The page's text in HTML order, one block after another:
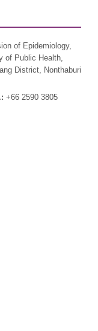
of Epidemiology,
of Public Health,
District, Nonthaburi
+66 2590 3805